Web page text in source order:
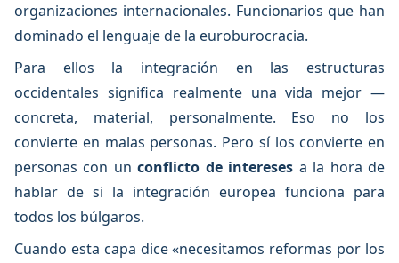
organizaciones internacionales. Funcionarios que han
dominado el lenguaje de la euroburocracia.
Para ellos la integración en las estructuras
occidentales significa realmente una vida mejor —
concreta, material, personalmente. Eso no los
convierte en malas personas. Pero sí los convierte en
personas con unconflicto de intereses a la hora de
hablar de si la integración europea funciona para
todos los búlgaros.
Cuando esta capa dice «necesitamos reformas por los